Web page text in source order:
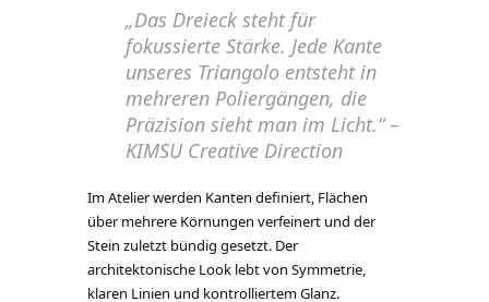
„Das Dreieck steht für
fokussierte Stärke. Jede Kante
unseres Triangolo entsteht in
mehreren Poliergängen, die
Präzision sieht man im Licht.“ –
KIMSU Creative Direction
Im Atelier werden Kanten definiert, Flächen
über mehrere Körnungen verfeinert und der
Stein zuletzt bündig gesetzt. Der
architektonische Look lebt von Symmetrie,
klaren Linien und kontrolliertem Glanz.